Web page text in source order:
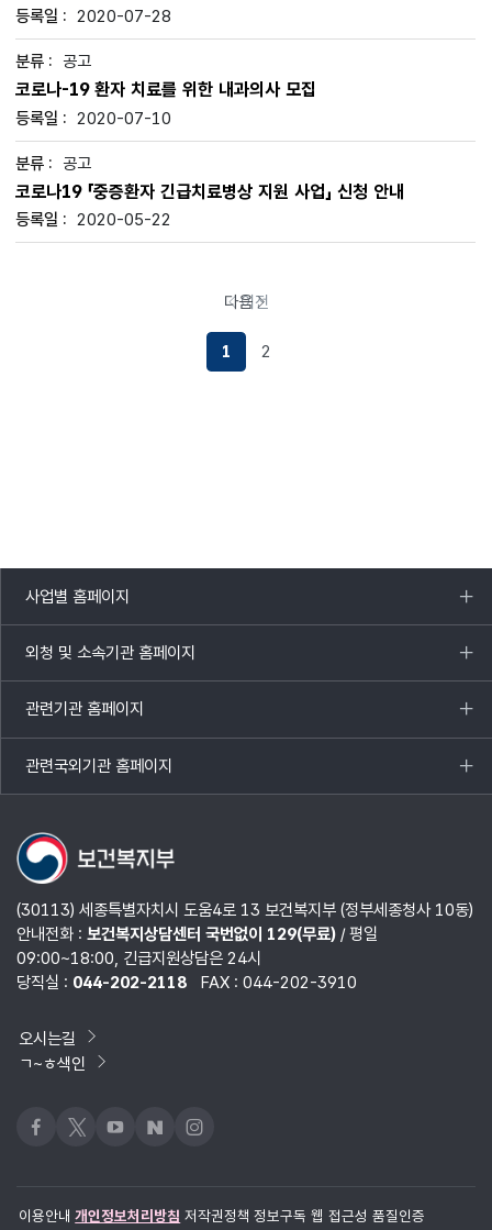
2020-07-28
공고
코로나-19 환자 치료를 위한 내과의사 모집
2020-07-10
공고
코로나19 「중증환자 긴급치료병상 지원 사업」 신청 안내
2020-05-22
이전
1 2
다음페이지로
이동
사업별 홈페이지
목록
열기
외청 및 소속기관 홈페이지
목록
열기
관련기관 홈페이지
목록
열기
관련국외기관 홈페이지
목록
열기
(30113) 세종특별자치시 도움4로 13 보건복지부 (정부세종청사 10동)
안내전화 : 보건복지상담센터 국번없이 129(무료)/ 평일
09:00~18:00, 긴급지원상담은 24시
당직실 : 044-202-2118 FAX : 044-202-3910
오시는길
ㄱ~ㅎ색인
페이스북
x 유튜브네이버블로그
인스타그램
이용안내 개인정보처리방침 저작권정책 정보구독 웹 접근성 품질인증